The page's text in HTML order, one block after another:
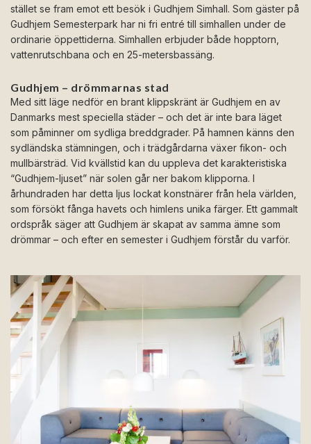
stället se fram emot ett besök i Gudhjem Simhall. Som gäster på
Gudhjem Semesterpark har ni fri entré till simhallen under de
ordinarie öppettiderna. Simhallen erbjuder både hopptorn,
vattenrutschbana och en 25-metersbassäng.
Gudhjem – drömmarnas stad
Med sitt läge nedför en brant klippskränt är Gudhjem en av
Danmarks mest speciella städer – och det är inte bara läget
som påminner om sydliga breddgrader. På hamnen känns den
sydländska stämningen, och i trädgårdarna växer fikon- och
mullbärsträd. Vid kvällstid kan du uppleva det karakteristiska
“Gudhjem-ljuset” när solen går ner bakom klipporna. I
århundraden har detta ljus lockat konstnärer från hela världen,
som försökt fånga havets och himlens unika färger. Ett gammalt
ordspråk säger att Gudhjem är skapat av samma ämne som
drömmar – och efter en semester i Gudhjem förstår du varför.